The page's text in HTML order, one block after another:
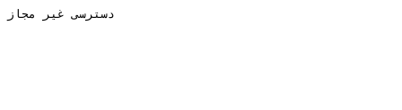
دسترسی غیر مجاز